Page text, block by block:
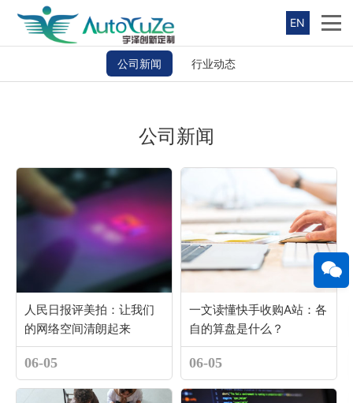
EN
公司新闻 行业动态
公司新闻
人民日报评美拍：让我们
的网络空间清朗起来
06-05
一文读懂快手收购A站：各
自的算盘是什么？
06-05